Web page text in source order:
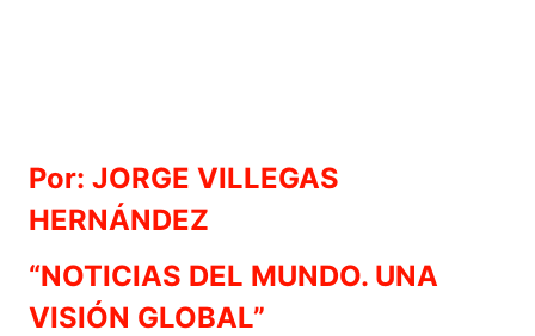
Por: JORGE VILLEGAS
HERNÁNDEZ
“NOTICIAS DEL MUNDO. UNA
VISIÓN GLOBAL”